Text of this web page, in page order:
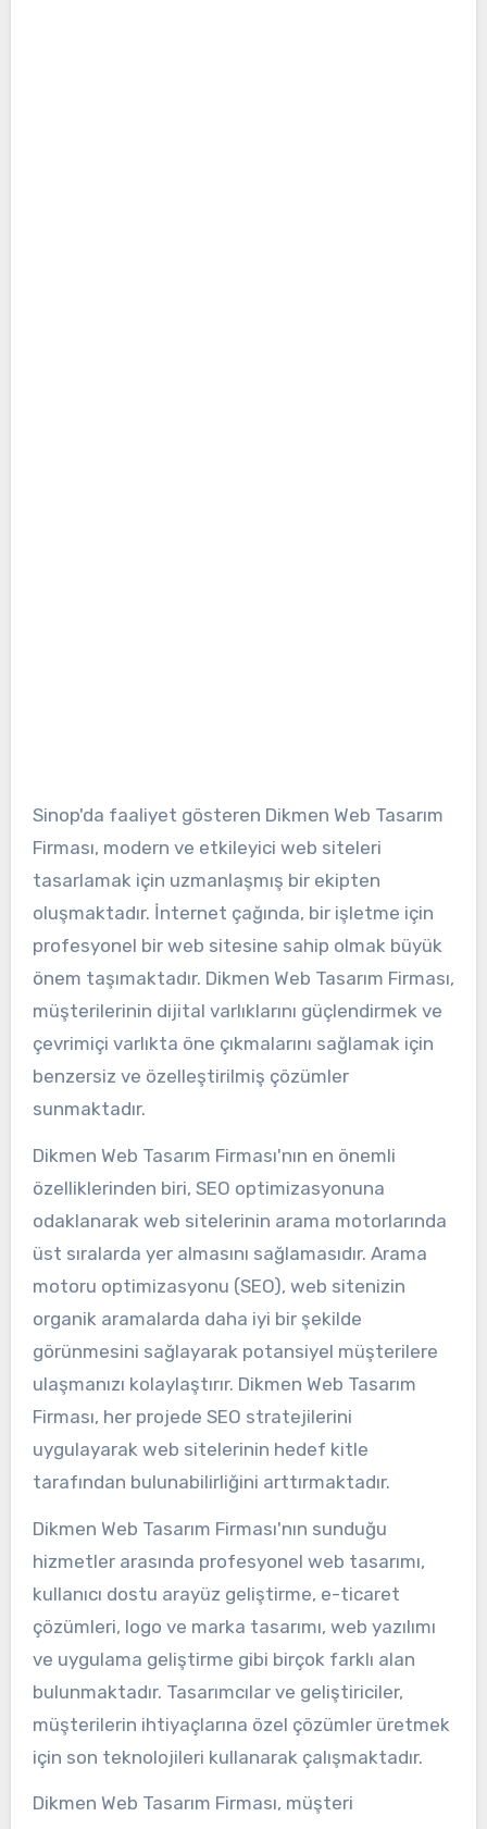
Sinop'da faaliyet gösteren Dikmen Web Tasarım
Firması, modern ve etkileyici web siteleri
tasarlamak için uzmanlaşmış bir ekipten
oluşmaktadır. İnternet çağında, bir işletme için
profesyonel bir web sitesine sahip olmak büyük
önem taşımaktadır. Dikmen Web Tasarım Firması,
müşterilerinin dijital varlıklarını güçlendirmek ve
çevrimiçi varlıkta öne çıkmalarını sağlamak için
benzersiz ve özelleştirilmiş çözümler
sunmaktadır.
Dikmen Web Tasarım Firması'nın en önemli
özelliklerinden biri, SEO optimizasyonuna
odaklanarak web sitelerinin arama motorlarında
üst sıralarda yer almasını sağlamasıdır. Arama
motoru optimizasyonu (SEO), web sitenizin
organik aramalarda daha iyi bir şekilde
görünmesini sağlayarak potansiyel müşterilere
ulaşmanızı kolaylaştırır. Dikmen Web Tasarım
Firması, her projede SEO stratejilerini
uygulayarak web sitelerinin hedef kitle
tarafından bulunabilirliğini arttırmaktadır.
Dikmen Web Tasarım Firması'nın sunduğu
hizmetler arasında profesyonel web tasarımı,
kullanıcı dostu arayüz geliştirme, e-ticaret
çözümleri, logo ve marka tasarımı, web yazılımı
ve uygulama geliştirme gibi birçok farklı alan
bulunmaktadır. Tasarımcılar ve geliştiriciler,
müşterilerin ihtiyaçlarına özel çözümler üretmek
için son teknolojileri kullanarak çalışmaktadır.
Dikmen Web Tasarım Firması, müşteri